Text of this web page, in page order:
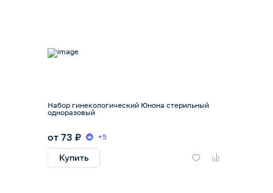
Набор гинекологический Юнона стерильный
одноразовый
от 73 ₽ +5
Купить